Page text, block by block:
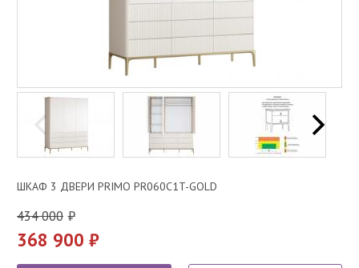
ШКАФ 3 ДВЕРИ PRIMO PR060C1T-GOLD
434 000
368 900